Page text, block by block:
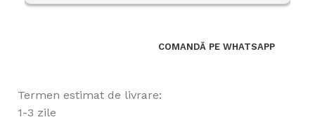
COMANDĂ PE WHATSAPP
Termen estimat de livrare:
1-3 zile